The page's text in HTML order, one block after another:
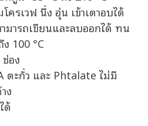
ครเวฟ นึ่ง อุ่น เข้าเตาอบได้
ารถเขียนและลบออกได้ ทน
100 °C
อง
ตะกั่ว และ Phtalate ไม่มี
ง
ด้